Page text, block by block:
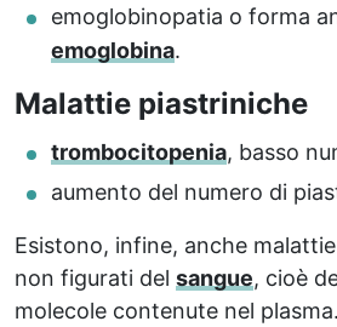
emoglobinopatia o forma
emoglobina.
Malattie piastriniche
trombocitopenia, basso
aumento del numero di
Esistono, infine, anche
non figurati del sangue, cioè
molecole contenute nel